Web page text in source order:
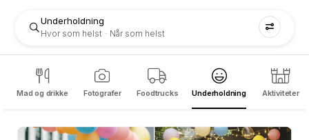
Underholdning
Hvor som helst Når som helst
Mad og drikke Fotografer Foodtrucks Underholdning Aktiviteter